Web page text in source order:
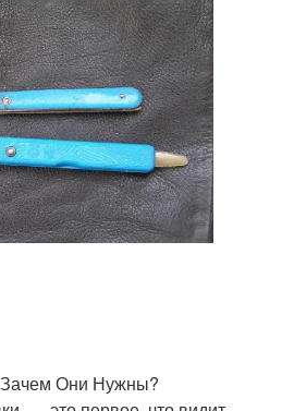
Зачем Они Нужны?